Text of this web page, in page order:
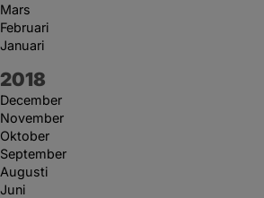
Mars
Februari
Januari
År:
2018
December
November
Oktober
September
Augusti
Juni